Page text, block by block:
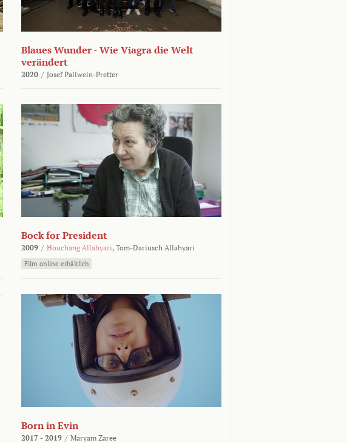
Blaues Wunder - Wie Viagra die Welt
verändert
2020 / Josef Pallwein-Pretter
Bock for President
2009 / Houchang Allahyari, Tom-Dariusch Allahyari
Film online erhältlich
Born in Evin
2017 - 2019 / Maryam Zaree